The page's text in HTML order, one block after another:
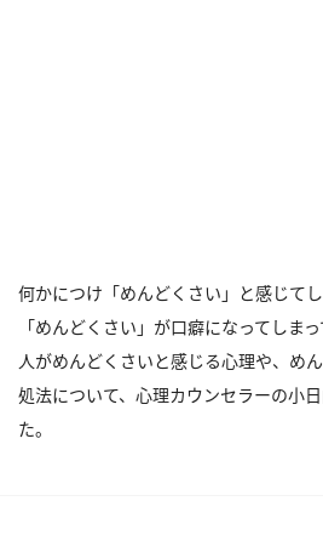
何かにつけ「めんどくさい」と感じて
「めんどくさい」が口癖になってしま
人がめんどくさいと感じる心理や、め
処法について、心理カウンセラーの小
た。